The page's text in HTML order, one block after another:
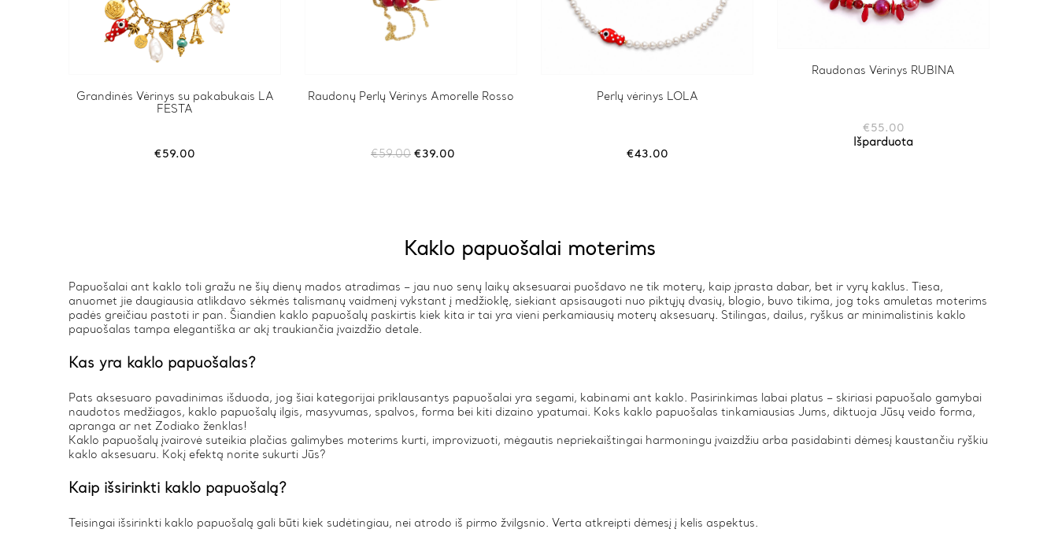
Grandinės Vėrinys su pakabukais LA
FESTA
€59.00
Raudonų Perlų Vėrinys Amorelle Rosso
€59.00 Original
€39.00
Perlų vėrinys LOLA
€43.00
Raudonas Vėrinys RUBINA
€ 55.00
Išparduota
Kaklo papuošalai moterims
Papuošalai ant kaklo toli gražu ne šių dienų mados atradimas – jau nuo senų laikų aksesuarai puošdavo ne tik moterų, kaip įprasta dabar, bet ir vyrų kaklus. Tiesa,
anuomet jie daugiausia atlikdavo sėkmės talismanų vaidmenį vykstant į medžioklę, siekiant apsisaugoti nuo piktųjų dvasių, blogio, buvo tikima, jog toks amuletas moterims
padės greičiau pastoti ir pan. Šiandien kaklo papuošalų paskirtis kiek kita ir tai yra vieni perkamiausių moterų aksesuarų. Stilingas, dailus, ryškus ar minimalistinis kaklo
papuošalas tampa elegantiška ar akį traukiančia įvaizdžio detale.
Kas yra kaklo papuošalas?
Pats aksesuaro pavadinimas išduoda, jog šiai kategorijai priklausantys papuošalai yra segami, kabinami ant kaklo. Pasirinkimas labai platus – skiriasi papuošalo gamybai
naudotos medžiagos, kaklo papuošalų ilgis, masyvumas, spalvos, forma bei kiti dizaino ypatumai. Koks kaklo papuošalas tinkamiausias Jums, diktuoja Jūsų veido forma,
apranga ar net Zodiako ženklas!
Kaklo papuošalų įvairovė suteikia plačias galimybes moterims kurti, improvizuoti, mėgautis nepriekaištingai harmoningu įvaizdžiu arba pasidabinti dėmesį kaustančiu ryškiu
kaklo aksesuaru. Kokį efektą norite sukurti Jūs?
Kaip išsirinkti kaklo papuošalą?
Teisingai išsirinkti kaklo papuošalą gali būti kiek sudėtingiau, nei atrodo iš pirmo žvilgsnio. Verta atkreipti dėmesį į kelis aspektus.